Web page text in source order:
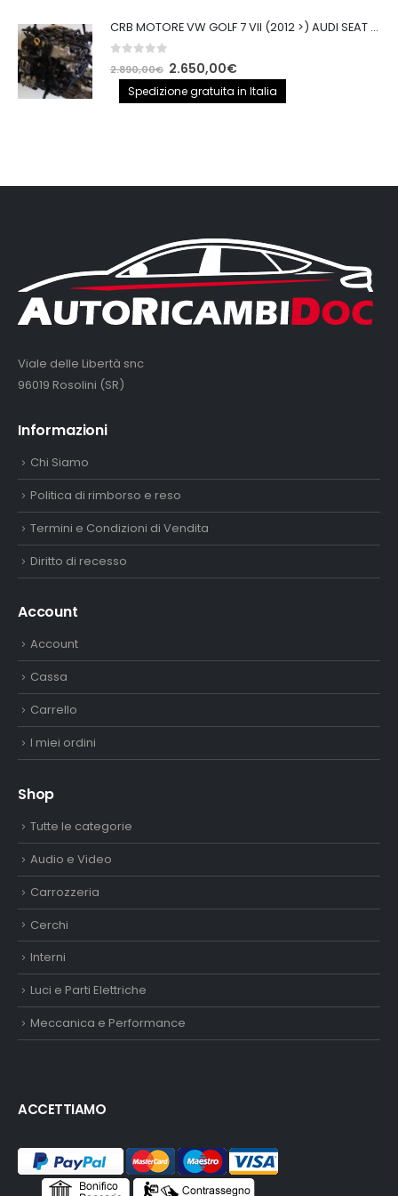
CRB MOTORE VW GOLF 7 VII (2012 >) AUDI SEAT 2.0TDI 150CV CRB IMPIANTO BOSCH
out of 5
2.890,00€ Il
prezzo
originale
2.650,00€Il
prezzo
attuale
Spedizione gratuita in Italia
Viale delle Libertà snc
96019 Rosolini (SR)
Informazioni
Chi Siamo
Politica di rimborso e reso
Termini e Condizioni di Vendita
Diritto di recesso
Account
Account
Cassa
Carrello
I miei ordini
Shop
Tutte le categorie
Audio e Video
Carrozzeria
Cerchi
Interni
Luci e Parti Elettriche
Meccanica e Performance
ACCETTIAMO